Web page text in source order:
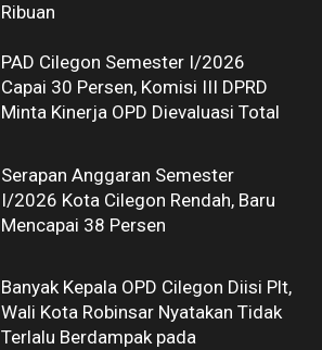
Ribuan
PAD Cilegon Semester I/2026
Capai 30 Persen, Komisi III DPRD
Minta Kinerja OPD Dievaluasi Total
Serapan Anggaran Semester
I/2026 Kota Cilegon Rendah, Baru
Mencapai 38 Persen
Banyak Kepala OPD Cilegon Diisi Plt,
Wali Kota Robinsar Nyatakan Tidak
Terlalu Berdampak pada